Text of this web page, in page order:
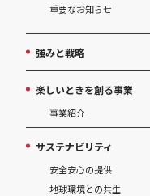
重要なお知らせ
強みと戦略
楽しいときを創る事業
事業紹介
サステナビリティ
安全安心の提供
地球環境との共生